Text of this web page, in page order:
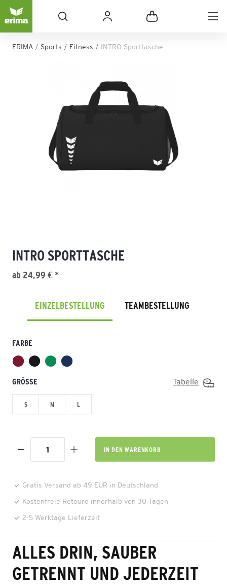
ERIMA Sports Fitness INTRO Sporttasche
INTRO SPORTTASCHE
ab 24,99 € *
EINZELBESTELLUNG TEAMBESTELLUNG
FARBE
GRÖSSE Tabelle
S M L
IN DEN WARENKORB
Gratis Versand ab 49 EUR in Deutschland
Kostenfreie Retoure innerhalb von 30 Tagen
2-5 Werktage Lieferzeit
ALLES DRIN, SAUBER
GETRENNT UND JEDERZEIT